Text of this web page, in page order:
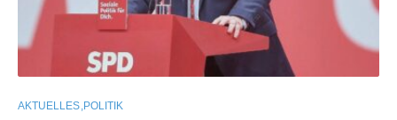
AKTUELLES POLITIK